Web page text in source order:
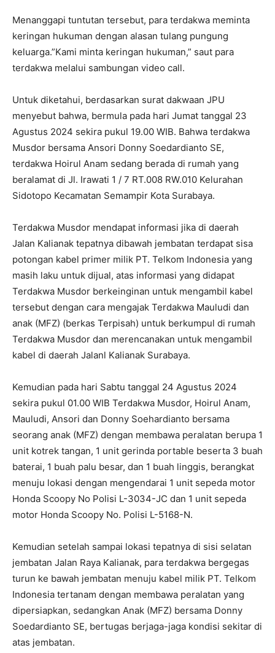
Menanggapi tuntutan tersebut, para terdakwa meminta
keringan hukuman dengan alasan tulang pungung
keluarga.”Kami minta keringan hukuman,” saut para
terdakwa melalui sambungan video call.
Untuk diketahui, berdasarkan surat dakwaan JPU
menyebut bahwa, bermula pada hari Jumat tanggal 23
Agustus 2024 sekira pukul 19.00 WIB. Bahwa terdakwa
Musdor bersama Ansori Donny Soedardianto SE,
terdakwa Hoirul Anam sedang berada di rumah yang
beralamat di Jl. Irawati 1 / 7 RT.008 RW.010 Kelurahan
Sidotopo Kecamatan Semampir Kota Surabaya.
Terdakwa Musdor mendapat informasi jika di daerah
Jalan Kalianak tepatnya dibawah jembatan terdapat sisa
potongan kabel primer milik PT. Telkom Indonesia yang
masih laku untuk dijual, atas informasi yang didapat
Terdakwa Musdor berkeinginan untuk mengambil kabel
tersebut dengan cara mengajak Terdakwa Mauludi dan
anak (MFZ) (berkas Terpisah) untuk berkumpul di rumah
Terdakwa Musdor dan merencanakan untuk mengambil
kabel di daerah Jalanl Kalianak Surabaya.
Kemudian pada hari Sabtu tanggal 24 Agustus 2024
sekira pukul 01.00 WIB Terdakwa Musdor, Hoirul Anam,
Mauludi, Ansori dan Donny Soehardianto bersama
seorang anak (MFZ) dengan membawa peralatan berupa 1
unit kotrek tangan, 1 unit gerinda portable beserta 3 buah
baterai, 1 buah palu besar, dan 1 buah linggis, berangkat
menuju lokasi dengan mengendarai 1 unit sepeda motor
Honda Scoopy No Polisi L-3034-JC dan 1 unit sepeda
motor Honda Scoopy No. Polisi L-5168-N.
Kemudian setelah sampai lokasi tepatnya di sisi selatan
jembatan Jalan Raya Kalianak, para terdakwa bergegas
turun ke bawah jembatan menuju kabel milik PT. Telkom
Indonesia tertanam dengan membawa peralatan yang
dipersiapkan, sedangkan Anak (MFZ) bersama Donny
Soedardianto SE, bertugas berjaga-jaga kondisi sekitar di
atas jembatan.